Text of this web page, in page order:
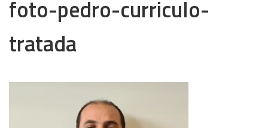
foto-pedro-curriculo-
tratada